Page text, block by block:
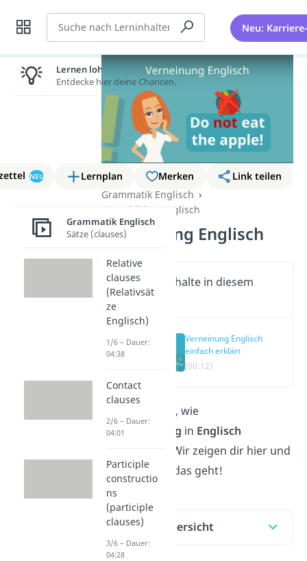
Suche Neu:
NEU Lernplan Merken
Link teilen
Grammatik Englisch
Sätze bilden Englisch
Verneinung Englisch
Wichtige Inhalte in diesem
Video
Verneinung Englisch
einfach erklärt
(00:12)
Du fragst dich, wie
dieVerneinung in Englisch
funktioniert? Wir zeigen dir hier und
imVideo wie das geht!
Inhaltsübersicht
Lernen lohnt sich!
Entdecke hier deine Chancen.
Grammatik Englisch
Sätze (clauses)
Relative
clauses
(Relativsät
ze
Englisch)
1/6 – Dauer:
04:38
Contact
clauses
2/6 – Dauer:
04:01
Participle
constructio
ns
(participle
clauses)
3/6 – Dauer:
04:28